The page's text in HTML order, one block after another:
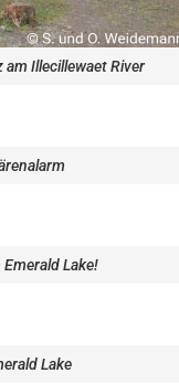
Illecillewaet River
Emerald Lake!
Lake